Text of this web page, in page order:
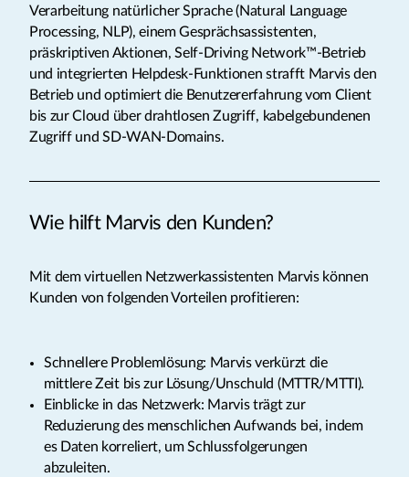
Verarbeitung natürlicher Sprache (Natural Language
Processing, NLP), einem Gesprächsassistenten,
präskriptiven Aktionen, Self-Driving Network™-Betrieb
und integrierten Helpdesk-Funktionen strafft Marvis den
Betrieb und optimiert die Benutzererfahrung vom Client
bis zur Cloud über drahtlosen Zugriff, kabelgebundenen
Zugriff und SD-WAN-Domains.
Wie hilft Marvis den Kunden?
Mit dem virtuellen Netzwerkassistenten Marvis können
Kunden von folgenden Vorteilen profitieren:
Schnellere Problemlösung: Marvis verkürzt die
mittlere Zeit bis zur Lösung/Unschuld (MTTR/MTTI).
Einblicke in das Netzwerk: Marvis trägt zur
Reduzierung des menschlichen Aufwands bei, indem
es Daten korreliert, um Schlussfolgerungen
abzuleiten.